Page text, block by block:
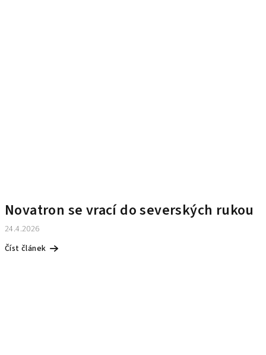
Novatron se vrací do severských rukou
24.4.2026
Číst článek